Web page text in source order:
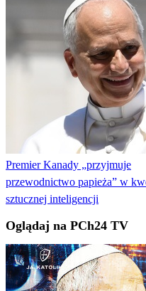
Premier Kanady „przyjmuje
przewodnictwo papieża” w
sztucznej inteligencji
Oglądaj na PCh24 TV